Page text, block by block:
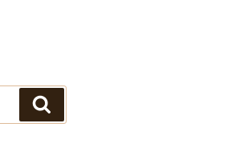
索